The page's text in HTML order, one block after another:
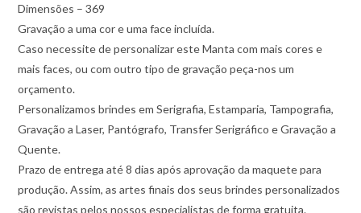
Dimensões – 369
Gravação a uma cor e uma face incluída.
Caso necessite de personalizar este Manta com mais cores e
mais faces, ou com outro tipo de gravação peça-nos um
orçamento.
Personalizamos brindes em Serigrafia, Estamparia, Tampografia,
Gravação a Laser, Pantógrafo, Transfer Serigráfico e Gravação a
Quente.
Prazo de entrega até 8 dias após aprovação da maquete para
produção. Assim, as artes finais dos seus brindes personalizados
são revistas pelos nossos especialistas de forma gratuita.